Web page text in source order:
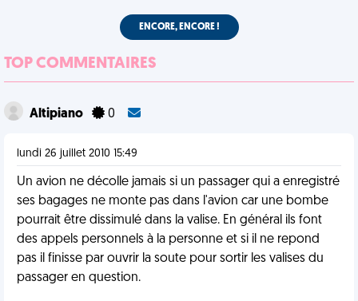
ENCORE, ENCORE !
TOP COMMENTAIRES
Altipiano 0
lundi 26 juillet 2010 15:49
Un avion ne décolle jamais si un passager qui a enregistré
ses bagages ne monte pas dans l'avion car une bombe
pourrait être dissimulé dans la valise. En général ils font
des appels personnels à la personne et si il ne repond
pas il finisse par ouvrir la soute pour sortir les valises du
passager en question.